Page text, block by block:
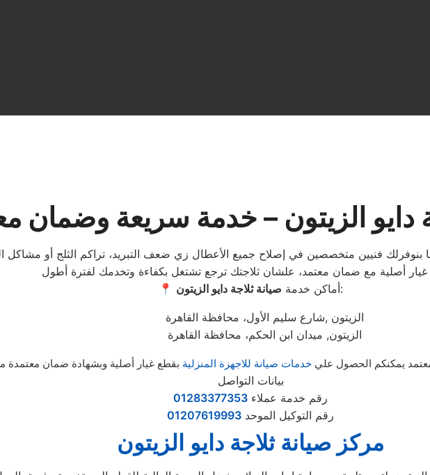
دايو الزيتون – خدمة سريعة وضمان
بنوفرلك فنيين متخصصين في إصلاح جميع الأعطال زي ضعف التبريد، تراكم الثلج أو مشاكل
📍 أماكن خدمة صيانة ثلاجة دايو الزيتون :
الزيتون ,شارع سليم الأول، محافظة القاهرة
الزيتون, ميدان ابن الحكم، محافظة القاهرة
يمكنكم الحصول عليخدمات صيانة للاجهزة المنزلية بقطع غيار أصلية وبشهادة ضمان معتمدة
بيانات التواصل
رقم خدمة عملاء 01283377353
رقم التوكيل الموحد 01207619993
مركز صيانة ثلاجة دايو الزيتون